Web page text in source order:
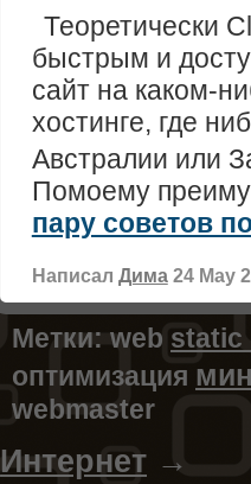
Теоретически
быстрым и
сайт на каком-
хостинге, где
Австралии или
Помоему
пару советов
Написал Дима24 May
Метки: web static
оптимизация
webmaster
Интернет →